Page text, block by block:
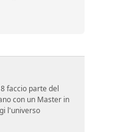
faccio parte del
con un Master in
l'universo